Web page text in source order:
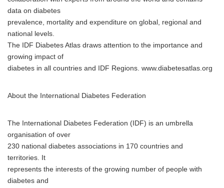
data on diabetes
prevalence, mortality and expenditure on global, regional and
national levels.
The IDF Diabetes Atlas draws attention to the importance and
growing impact of
diabetes in all countries and IDF Regions. www.diabetesatlas.org
About the International Diabetes Federation
The International Diabetes Federation (IDF) is an umbrella
organisation of over
230 national diabetes associations in 170 countries and
territories. It
represents the interests of the growing number of people with
diabetes and